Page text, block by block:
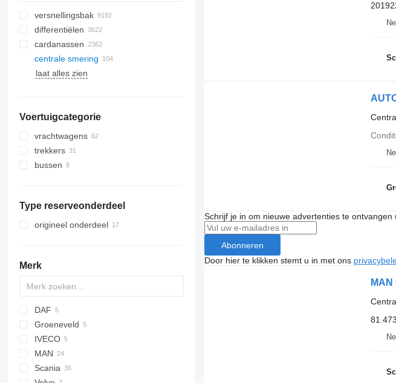
versnellingsbak
differentiëlen
cardanassen
centrale smering
laat alles zien
Voertuigcategorie
vrachtwagens
trekkers
bussen
Type reserveonderdeel
origineel onderdeel
Merk
DAF
XF
Groeneveld
IVECO
Eurotech
Stralis
MAN
A-series
Actros
Premium
Scania
Schrijf je in om nieuwe advertenties te ontvangen
Abonneren
Door hier te klikken stemt u in met ons